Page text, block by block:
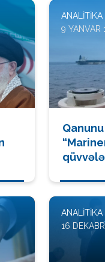
ANALITIKA
9 YANVAR
ANALITIKA
16